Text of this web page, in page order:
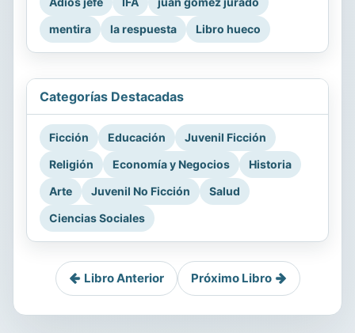
mentira
la respuesta Libro hueco
Categorías Destacadas
Ficción Educación
Juvenil Ficción
Religión
Economía y Negocios
Historia
Arte
Juvenil No Ficción
Salud
Ciencias Sociales
Libro Anterior Próximo Libro